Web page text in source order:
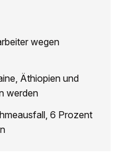
wegen
Äthiopien und
werden
6 Prozent